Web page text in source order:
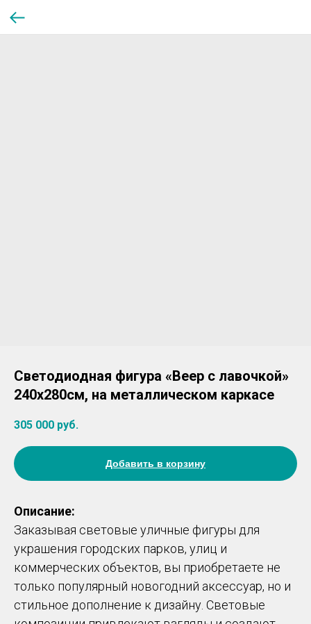
Светодиодная фигура «Веер с лавочкой»
240х280см, на металлическом каркасе
305 000 руб.
Добавить в корзину
Описание:
Заказывая световые уличные фигуры для
украшения городских парков, улиц и
коммерческих объектов, вы приобретаете не
только популярный новогодний аксессуар, но и
стильное дополнение к дизайну. Световые